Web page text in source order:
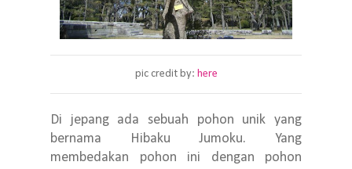
pic credit by: here
Di jepang ada sebuah pohon unik yang
bernama Hibaku Jumoku. Yang
membedakan pohon ini dengan pohon